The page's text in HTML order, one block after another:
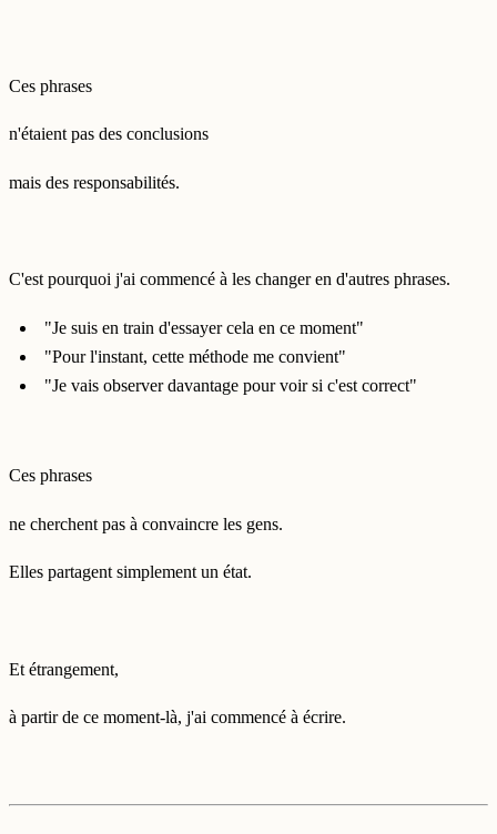
Ces phrases
n'étaient pas des conclusions
mais des responsabilités.
C'est pourquoi j'ai commencé à les changer en d'autres phrases.
"Je suis en train d'essayer cela en ce moment"
"Pour l'instant, cette méthode me convient"
"Je vais observer davantage pour voir si c'est correct"
Ces phrases
ne cherchent pas à convaincre les gens.
Elles partagent simplement un état.
Et étrangement,
à partir de ce moment-là, j'ai commencé à écrire.